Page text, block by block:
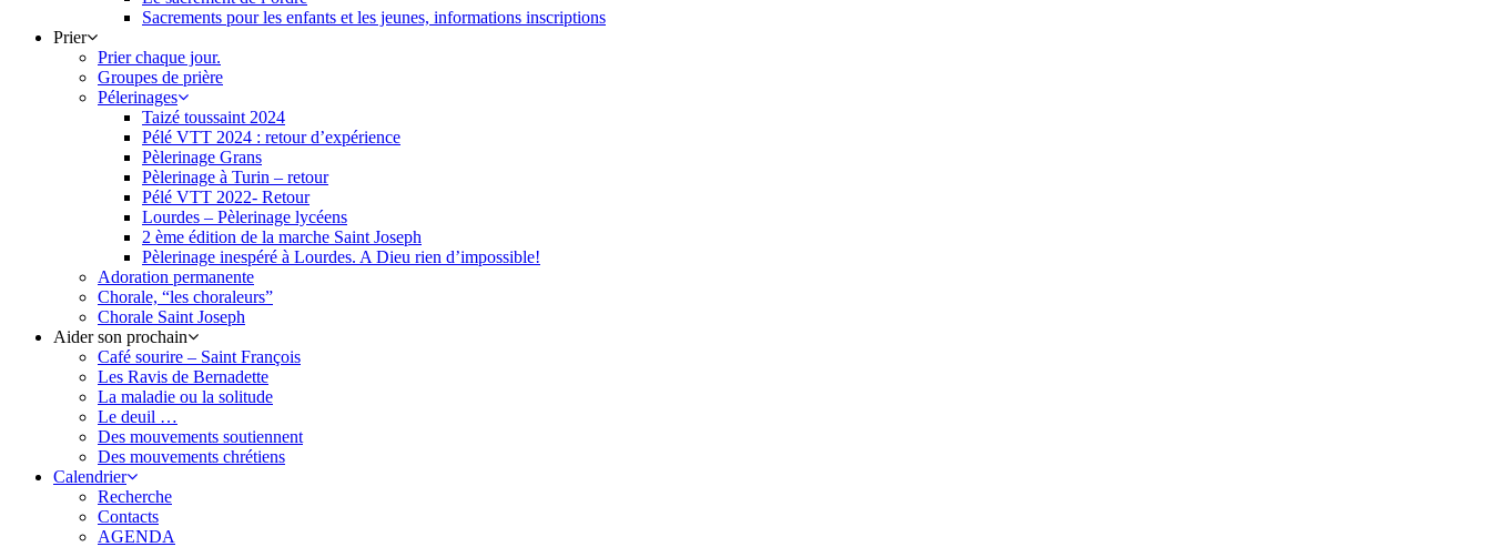
Sacrements pour les enfants et les jeunes, informations inscriptions
Prier
Prier chaque jour.
Groupes de prière
Pélerinages
Taizé toussaint 2024
Pélé VTT 2024 : retour d’expérience
Pèlerinage Grans
Pèlerinage à Turin – retour
Pélé VTT 2022- Retour
Lourdes – Pèlerinage lycéens
2 ème édition de la marche Saint Joseph
Pèlerinage inespéré à Lourdes. A Dieu rien d’impossible!
Adoration permanente
Chorale, “les choraleurs”
Chorale Saint Joseph
Aider son prochain
Café sourire – Saint François
Les Ravis de Bernadette
La maladie ou la solitude
Le deuil …
Des mouvements soutiennent
Des mouvements chrétiens
Calendrier
Recherche
Contacts
AGENDA